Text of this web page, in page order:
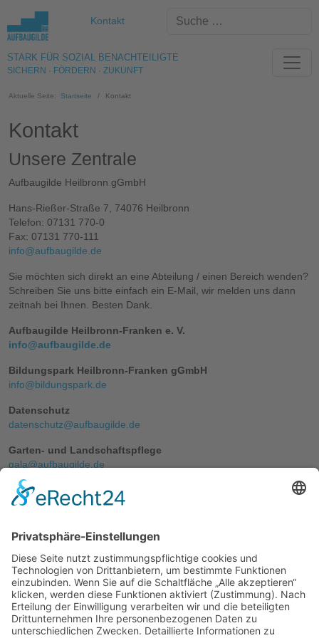
Kontakt
STARK FÜR SOZIAL BENACHTEILIGTE
SICHERN · FÖRDERN · ZUKUNFT
Aktuelle Seite: Startseite Kontakt
Kontakt
Unsere Zentrale
Aufbaugilde Heilbronn gGmbH
Hans-Rießer-Straße 7, 74076 Heilbronn
Telefon: 07131 770-0
Fax: 07131 770-111
info@aufbaugilde.de
Sie möchten sich direkt an eine Abteilung / einen Bereich wenden?
Schreiben Sie uns bitte einfach ein E-Mail, wir melden uns dann
zeitnah bei Ihnen. Besten Dank.
Aufbaugilde Heilbronn-Franken e. V.
info@aufbaugilde.de
Bildungspark Heilbronn-Franken gGmbH
info@bildungspark.de
Datenschutz
datenschutz@aufbaugilde.de
Garten- und Landschaftspflege
gala@aufbaugilde.de
Gebäudereinigung
gebrein@aufbaugilde.de
Human Ressources Aufbaugilde und Tochterfirmen
personal@aufbaugilde.de
OptiMumm Personalservice GmbH
info-hn@optimumm.eu
Renovierung
renovierung@aufbaugilde.de